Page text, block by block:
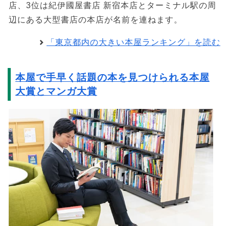
店、3位は紀伊國屋書店 新宿本店とターミナル駅の周
辺にある大型書店の本店が名前を連ねます。
「東京都内の大きい本屋ランキング」を読む
本屋で手早く話題の本を見つけられる本屋
大賞とマンガ大賞